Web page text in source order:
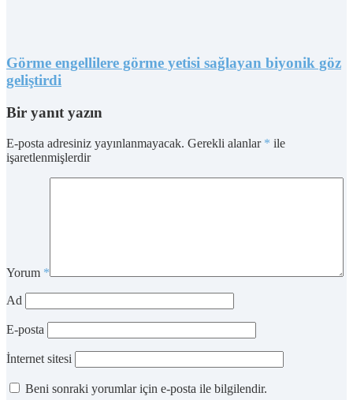
Görme engellilere görme yetisi sağlayan biyonik göz
geliştirdi
Bir yanıt yazın
E-posta adresiniz yayınlanmayacak. Gerekli alanlar * ile
işaretlenmişlerdir
Yorum *
Ad
E-posta
İnternet sitesi
Beni sonraki yorumlar için e-posta ile bilgilendir.